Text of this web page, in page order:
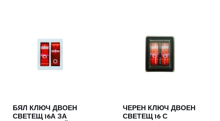
БЯЛ КЛЮЧ ДВОЕН
СВЕТЕЩ 16А ЗА
ЧЕРЕН КЛЮЧ ДВОЕН
СВЕТЕЩ 16 С